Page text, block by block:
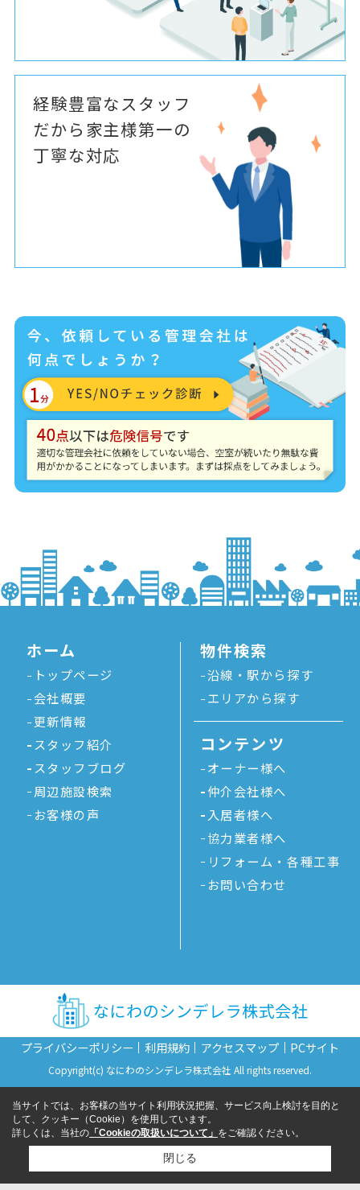
経験豊富なスタッフ
だから家主様第一の
丁寧な対応
ホーム
トップページ
会社概要
更新情報
スタッフ紹介
スタッフブログ
周辺施設検索
お客様の声
物件検索
沿線・駅から探す
エリアから探す
コンテンツ
オーナー様へ
仲介会社様へ
入居者様へ
協力業者様へ
リフォーム・各種工事
お問い合わせ
プライバシーポリシー 利用規約 アクセスマップ PCサイト
Copyright(c) なにわのシンデレラ株式会社 All rights reserved.
当サイトでは、お客様の当サイト利用状況把握、サービス向上検討を目的と
して、クッキー（Cookie）を使用しています。
詳しくは、当社の 「Cookieの取扱いについて」 をご確認ください。
閉じる